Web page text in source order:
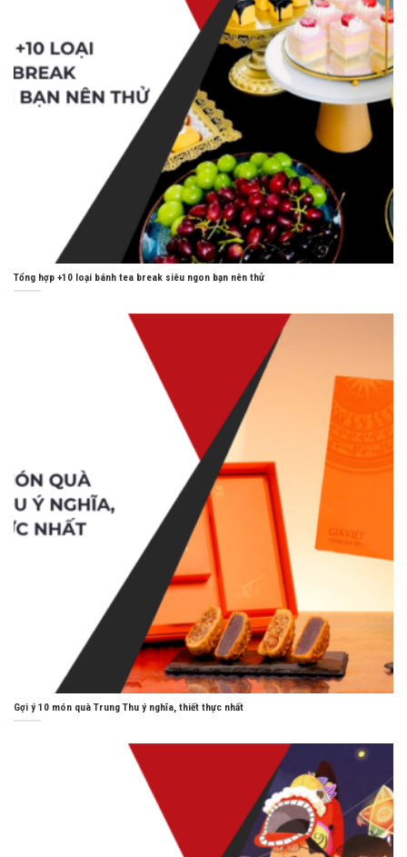
Tổng hợp +10 loại bánh tea break siêu ngon bạn nên thử
Gợi ý 10 món quà Trung Thu ý nghĩa, thiết thực nhất